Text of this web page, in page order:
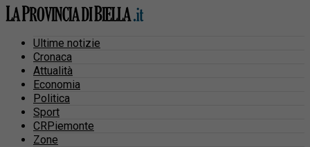
Ultime notizie
Cronaca
Attualità
Economia
Politica
Sport
CRPiemonte
Zone